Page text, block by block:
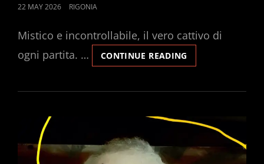
POSTED
22 MAY 2026 RIGONIA
Mistico e incontrollabile, il vero cattivo di
ogni partita. …
CONTINUE READING
VERO
DEL